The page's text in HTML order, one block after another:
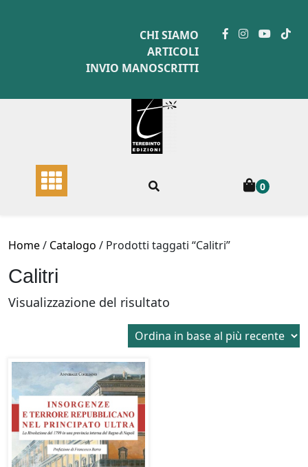
CHI SIAMO
ARTICOLI
INVIO MANOSCRITTI
0
Home/ Catalogo / Prodotti taggati “Calitri”
Calitri
Visualizzazione del risultato